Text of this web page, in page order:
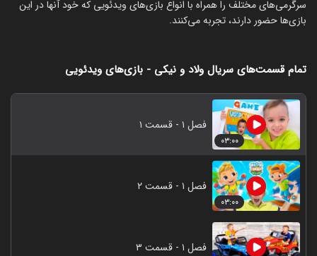
سرگرمی‌های مختلف را همراه با انواع بازی‌های ویدئویی که خود آنها در این
بازی‌ها حضور دارند، تجربه می‌کنند.
تمام قسمت‌های سریال ولاد و نیکی - بازی‌های ویدئویی
۰۳:۰۰
فصل ۱ - قسمت ۱
۰۳:۰۰
فصل ۱ - قسمت ۲
فصل ۱ - قسمت ۳